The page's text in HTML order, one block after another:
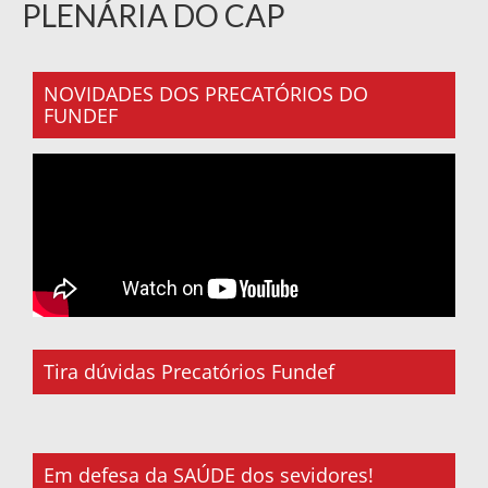
PLENÁRIA DO CAP
NOVIDADES DOS PRECATÓRIOS DO
FUNDEF
Tira dúvidas Precatórios Fundef
Em defesa da SAÚDE dos sevidores!